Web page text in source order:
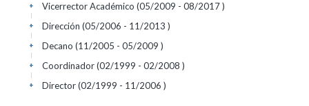
Vicerrector Académico (05/2009 - 08/2017 )
+
Dirección (05/2006 - 11/2013 )
+
Decano (11/2005 - 05/2009 )
+
Coordinador (02/1999 - 02/2008 )
+
Director (02/1999 - 11/2006 )
+